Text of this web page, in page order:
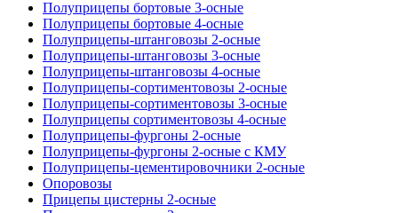
Полуприцепы бортовые 3-осные
Полуприцепы бортовые 4-осные
Полуприцепы-штанговозы 2-осные
Полуприцепы-штанговозы 3-осные
Полуприцепы-штанговозы 4-осные
Полуприцепы-сортиментовозы 2-осные
Полуприцепы-сортиментовозы 3-осные
Полуприцепы сортиментовозы 4-осные
Полуприцепы-фургоны 2-осные
Полуприцепы-фургоны 2-осные с КМУ
Полуприцепы-цементировочники 2-осные
Опоровозы
Прицепы цистерны 2-осные